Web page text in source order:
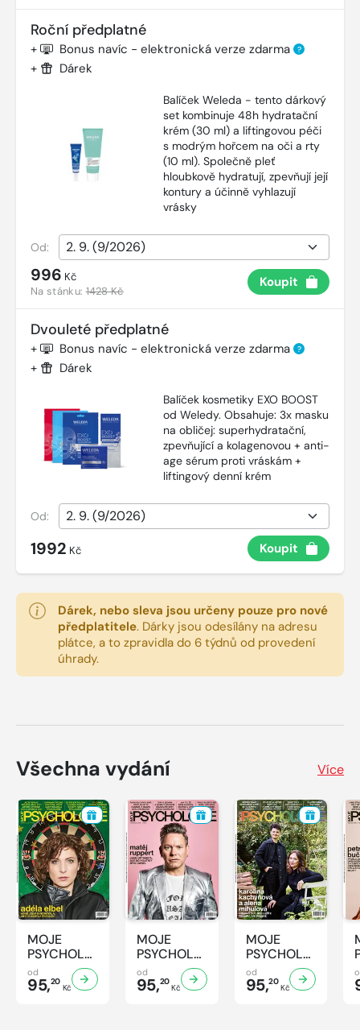
Roční předplatné
+ Bonus navíc - elektronická verze zdarma ?
+ Dárek
Balíček Weleda - tento dárkový
set kombinuje 48h hydratační
krém (30 ml) a liftingovou péči
s modrým hořcem na oči a rty
(10 ml). Společně pleť
hloubkově hydratují, zpevňují její
kontury a účinně vyhlazují
vrásky
Od:
996 Kč
Na stánku:1428 Kč
Koupit
Dvouleté předplatné
+ Bonus navíc - elektronická verze zdarma ?
+ Dárek
Balíček kosmetiky EXO BOOST
od Weledy. Obsahuje: 3x masku
na obličej: superhydratační,
zpevňující a kolagenovou + anti-
age sérum proti vráskám +
liftingový denní krém
Od:
1992 Kč Koupit
Dárek, nebo sleva jsou určeny pouze pro nové
předplatitele. Dárky jsou odesílány na adresu
plátce, a to zpravidla do 6 týdnů od provedení
úhrady.
Všechna vydání Více
MOJE
PSYCHOLOGIE
- 8/2026
od
95,20
Kč
MOJE
PSYCHOLOGIE
- 7/2026
od
95,20
Kč
MOJE
PSYCHOLOGIE
- 6/2026
od
95,20
Kč